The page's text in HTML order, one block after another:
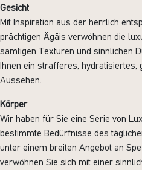
Gesicht
Mit Inspiration aus der herrlich
prächtigen Ägäis verwöhnen die
samtigen Texturen und sinnlichen
Ihnen ein strafferes,
Aussehen.
Körper
Wir haben für Sie eine Serie von
bestimmte Bedürfnisse des
unter einem breiten Angebot an
verwöhnen Sie sich mit einer